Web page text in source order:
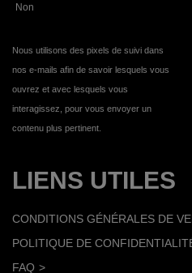
Non
Nous utilisons des pixels de suivi dans
nos e-mails afin de savoir lesquels vous
ouvrez et avec lesquels vous
interagissez, pour vous envoyer un
contenu plus pertinent.
LIENS UTILES
CONDITIONS GÉNÉRALES DE
POLITIQUE DE
FAQ